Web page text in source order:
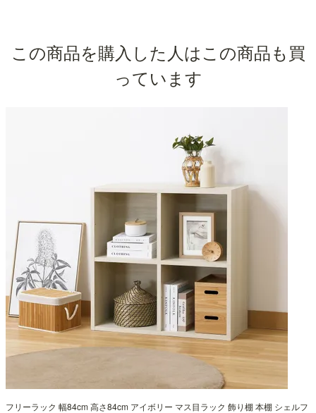
この商品を購入した人はこの商品も買
っています
フリーラック 幅84cm 高さ84cm アイボリー マス目ラック 飾り棚 本棚 シェルフ